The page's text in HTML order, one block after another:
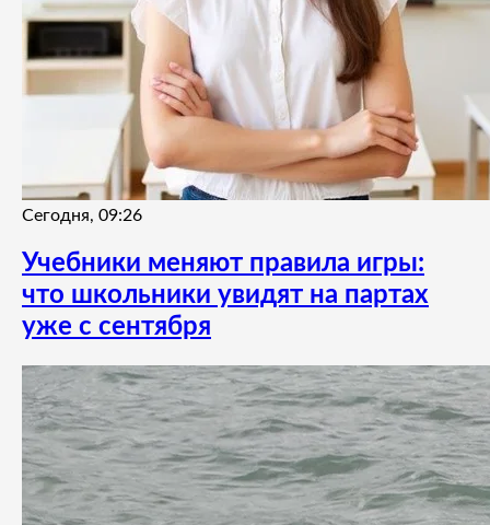
Сегодня, 09:26
Учебники меняют правила игры:
что школьники увидят на партах
уже с сентября